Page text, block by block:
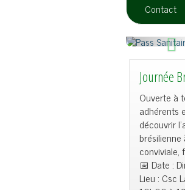
Contact
P
r
é
c
e
d
e
n
t
Journée
Ouverte à
adhérents
découvrir
conviviale,
📅 Date :
Lieu : Csc